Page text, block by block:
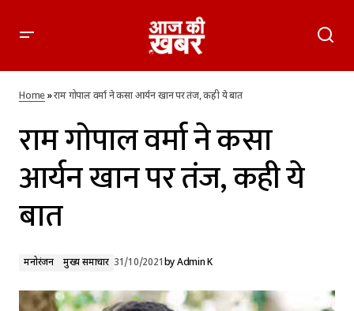
राम गोपाल वर्मा ने कसा आर्यन खान पर तंज, कही ये बात
Home»राम गोपाल वर्मा ने कसा आर्यन खान पर तंज, कही ये बात
राम गोपाल वर्मा ने कसा
आर्यन खान पर तंज, कही ये
बात
मनोरंजन मुख्य समाचार 31/10/2021byAdmin K